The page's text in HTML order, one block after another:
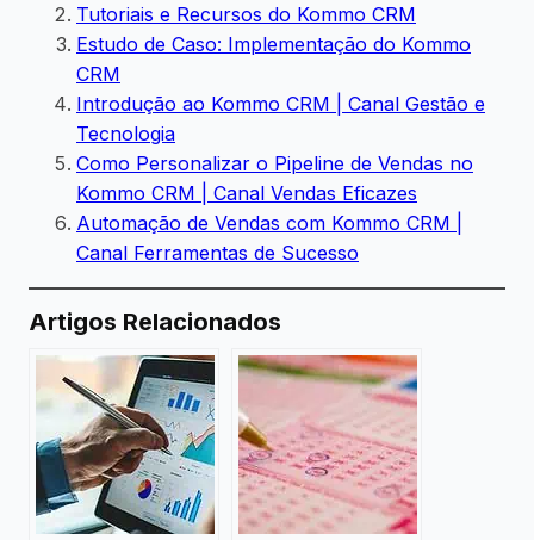
Tutoriais e Recursos do Kommo CRM
Estudo de Caso: Implementação do Kommo
CRM
Introdução ao Kommo CRM | Canal Gestão e
Tecnologia
Como Personalizar o Pipeline de Vendas no
Kommo CRM | Canal Vendas Eficazes
Automação de Vendas com Kommo CRM |
Canal Ferramentas de Sucesso
Artigos Relacionados